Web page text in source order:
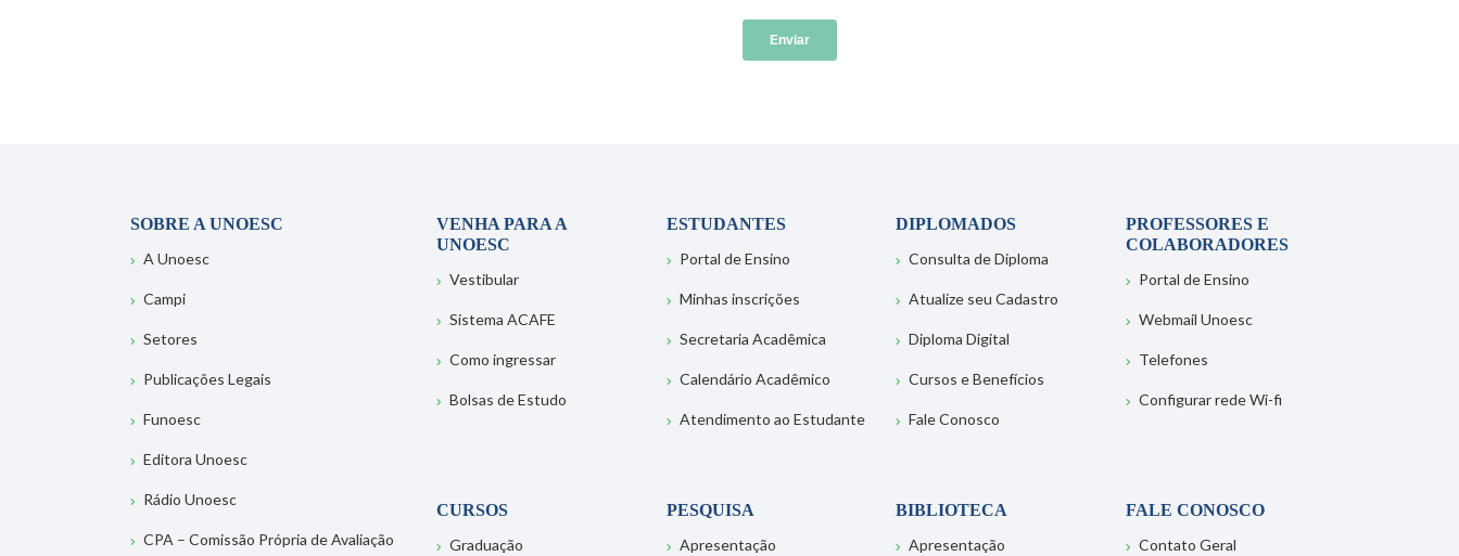
SOBRE A UNOESC
A Unoesc
Campi
Setores
Publicações Legais
Funoesc
Editora Unoesc
Rádio Unoesc
CPA – Comissão Própria de Avaliação
VENHA PARA A
UNOESC
Vestibular
Sistema ACAFE
Como ingressar
Bolsas de Estudo
ESTUDANTES
Portal de Ensino
Minhas inscrições
Secretaria Acadêmica
Calendário Acadêmico
Atendimento ao Estudante
DIPLOMADOS
Consulta de Diploma
Atualize seu Cadastro
Diploma Digital
Cursos e Benefícios
Fale Conosco
PROFESSORES E
COLABORADORES
Portal de Ensino
Webmail Unoesc
Telefones
Configurar rede Wi-fi
CURSOS
Graduação
PESQUISA
Apresentação
BIBLIOTECA
Apresentação
FALE CONOSCO
Contato Geral